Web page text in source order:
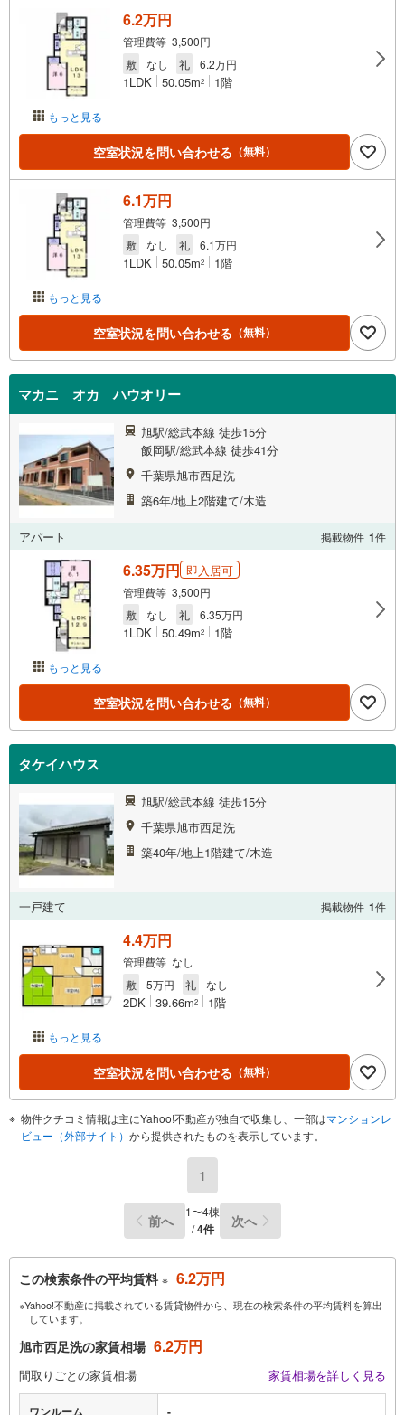
もっと見る
6.2万円
管理費等 3,500円
敷
なし 礼 6.2万円
1LDK 50.05m2 1階
空室状況を問い合わせる （無料）
もっと見る
6.1万円
管理費等 3,500円
敷
なし 礼 6.1万円
1LDK 50.05m2 1階
空室状況を問い合わせる （無料）
マカニ オカ ハウオリー
旭駅/総武本線 徒歩15分
飯岡駅/総武本線 徒歩41分
千葉県旭市西足洗
築6年/地上2階建て/木造
アパート 掲載物件 1件
もっと見る
6.35万円 即入居可
管理費等 3,500円
敷
なし 礼 6.35万円
1LDK 50.49m2 1階
空室状況を問い合わせる （無料）
タケイハウス
旭駅/総武本線 徒歩15分
千葉県旭市西足洗
築40年/地上1階建て/木造
一戸建て 掲載物件 1件
もっと見る
4.4万円
管理費等 なし
敷
5万円 礼 なし
2DK 39.66m2 1階
空室状況を問い合わせる （無料）
物件クチコミ情報は主にYahoo!不動産が独自で収集し、一部はマンションレ
ビュー（外部サイト） から提供されたものを表示しています。
1
前へ
1〜4棟
/4件 次へ
この検索条件の平均賃料 ※ 6.2万円
※Yahoo!不動産に掲載されている賃貸物件から、現在の検索条件の平均賃料を算出
しています。
旭市西足洗の家賃相場 6.2万円
間取りごとの家賃相場 家賃相場を詳しく見る
ワンルーム -